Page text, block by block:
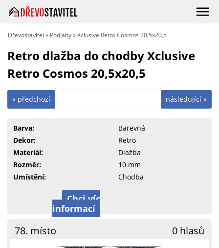
Dřevostavitel » Podlahy» Xclusive Retro Cosmos 20,5x20,5
Retro dlažba do chodby Xclusive
Retro Cosmos 20,5x20,5
následující »
« předchozí
Barva:
Barevná
Dekor:
Retro
Materiál:
Dlažba
Rozměr:
10 mm
Umístění:
Chodba
Chci víc
informací
78. místo 0 hlasů